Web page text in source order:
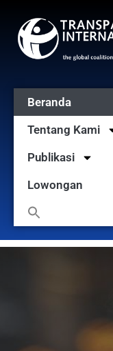
Beranda
Tentang Kami
Publikasi
Lowongan